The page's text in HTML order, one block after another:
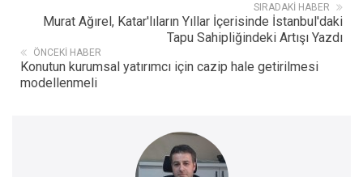
SIRADAKI HABER
Murat Ağırel, Katar'lıların Yıllar İçerisinde İstanbul'daki
Tapu Sahipliğindeki Artışı Yazdı
ÖNCEKI HABER
Konutun kurumsal yatırımcı için cazip hale getirilmesi
modellenmeli